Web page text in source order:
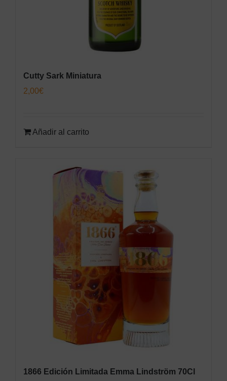
Cutty Sark Miniatura
2,00€
Añadir al carrito
1866 Edición Limitada Emma Lindström 70Cl